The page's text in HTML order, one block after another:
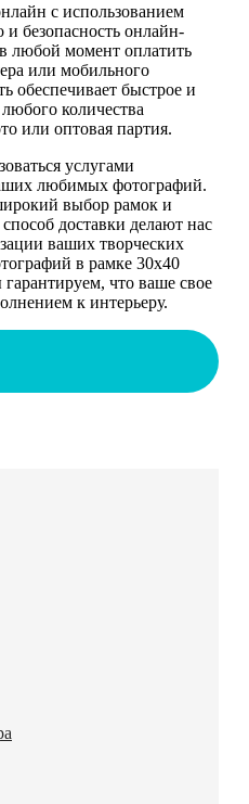
с использованием
и безопасность онлайн-
любой момент оплатить
или мобильного
обеспечивает быстрое и
количества
или оптовая партия.
услугами
любимых фотографий.
выбор рамок и
доставки делают нас
ваших творческих
в рамке 30х40
что ваше свое
к интерьеру.